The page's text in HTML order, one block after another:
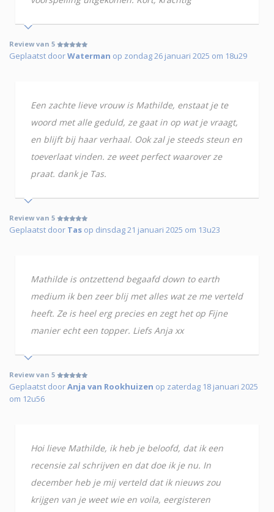
Review van 5
Geplaatst doorWaterman op zondag 26 januari 2025 om 18u29
Een zachte lieve vrouw is Mathilde, enstaat je te
woord met alle geduld, ze gaat in op wat je vraagt,
en blijft bij haar verhaal. Ook zal je steeds steun en
toeverlaat vinden. ze weet perfect waarover ze
praat. dank je Tas.
Review van 5
Geplaatst door Tas op dinsdag 21 januari 2025 om 13u23
Mathilde is ontzettend begaafd down to earth
medium ik ben zeer blij met alles wat ze me verteld
heeft. Ze is heel erg precies en zegt het op Fijne
manier echt een topper. Liefs Anja xx
Review van 5
Geplaatst doorAnja van Rookhuizen op zaterdag 18 januari 2025
om 12u56
Hoi lieve Mathilde, ik heb je beloofd, dat ik een
recensie zal schrijven en dat doe ik je nu. In
december heb je mij verteld dat ik nieuws zou
krijgen van je weet wie en voila, eergisteren